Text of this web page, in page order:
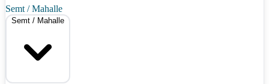
Semt / Mahalle
Semt / Mahalle